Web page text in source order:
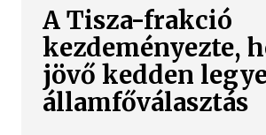
A Tisza-frakció
kezdeményezte,
jövő kedden
államfőválasztás